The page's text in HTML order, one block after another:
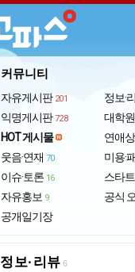
커뮤니티
자유게시판 201
익명게시판 728
HOT 게시물
웃음·연재 70
이슈·토론 16
자유홍보 9
공개일기장
정보·
대학원
연애
미용·
스타
공식
정보·리뷰 6